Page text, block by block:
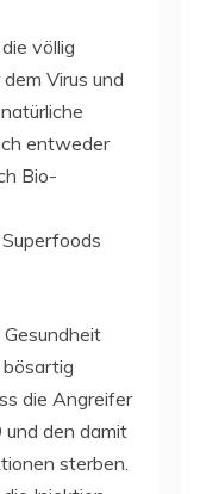
völlig
Virus und
entweder
Bio-
die Angreifer
und den damit
sterben.